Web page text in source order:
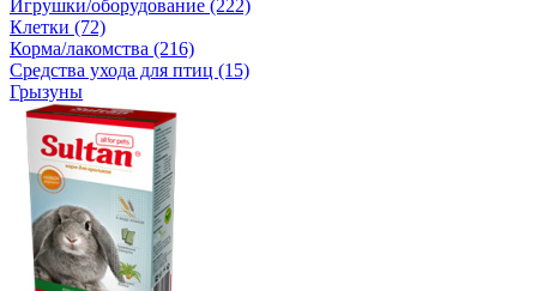
Игрушки/оборудование (222)
Клетки (72)
Корма/лакомства (216)
Средства ухода для птиц (15)
Грызуны